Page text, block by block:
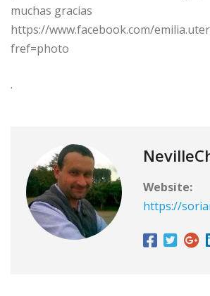
muchas gracias
https://www.facebook.com/
fref=photo
.
Website:
https://